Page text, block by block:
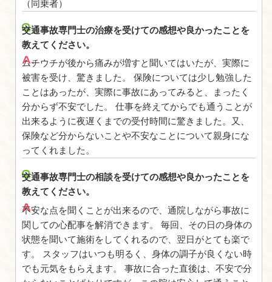
明るいスタッフさんに元気をもらえます！H.H
具体的事故内容
駐車場にバック駐車をし始める際、
アクセルを間違いスピードがかなり
を踏もうと試みたが、再度ブレーキ
い、さらに加速し車輪止めを乗り上
（同乗者）
交通事故専門士の治療を受けての
教えてください。
ムチウチが後から痛みが増すと聞い